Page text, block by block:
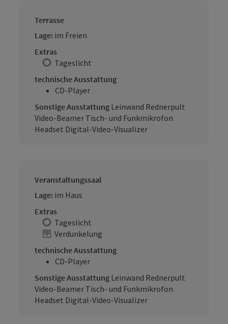
Terrasse
Lage: im Freien
Extras
Tageslicht
technische Ausstattung
CD-Player
Sonstige Ausstattung Leinwand Rednerpult
Video-Beamer Tisch- und Funkmikrofon
Headset Digital-Video-Visualizer
Veranstaltungssaal
Lage: im Haus
Extras
Tageslicht
Verdunkelung
technische Ausstattung
CD-Player
Sonstige Ausstattung Leinwand Rednerpult
Video-Beamer Tisch- und Funkmikrofon
Headset Digital-Video-Visualizer